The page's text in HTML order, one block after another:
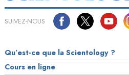
SUIVEZ-NOUS
Qu’est-ce que la Scientology ?
Cours en ligne